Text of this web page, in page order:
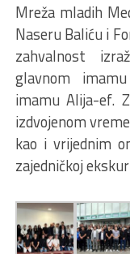
Mreža mladih
Naseru Baliću i
zahvalnost
glavnom
imamu Alija-ef.
izdvojenom
kao i vrijednim
zajedničkoj